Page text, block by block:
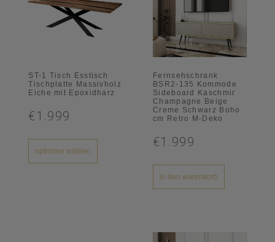
ST-1 Tisch Esstisch
Tischplatte Massivholz
Eiche mit Epoxidharz
€1.999
optionen wählen
Fernsehschrank
BSR2-135 Kommode
Sideboard Kaschmir
Champagne Beige
Creme Schwarz Boho
cm Retro M-Deko
€1.999
in den warenkorb